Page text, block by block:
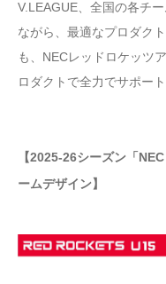
V.LEAGUE、全国の各チ
ながら、最適なプロダク
も、NECレッドロケッツ
ロダクトで全力でサポー
【2025-26シーズン「
ームデザイン】